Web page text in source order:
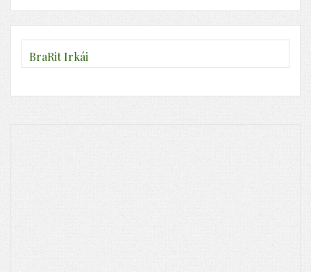
BraRit Irkái